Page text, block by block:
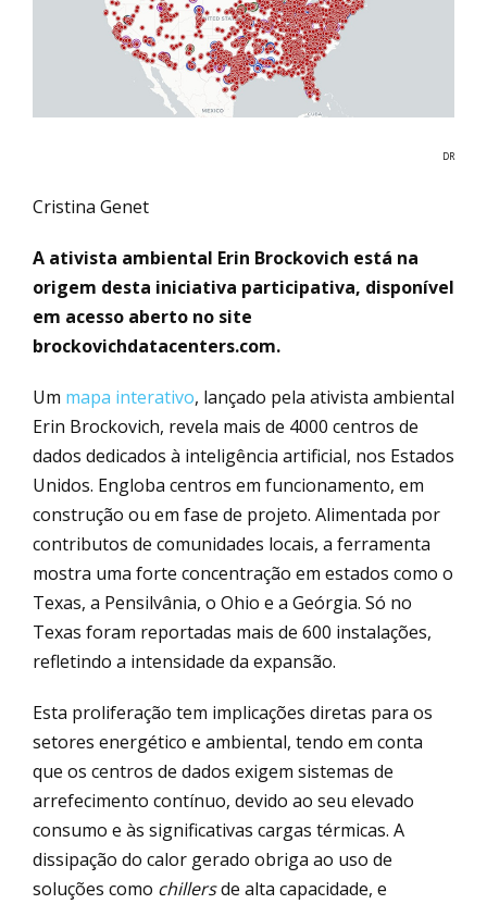
DR
Cristina Genet
A ativista ambiental Erin Brockovich está na
origem desta iniciativa participativa, disponível
em acesso aberto no site
brockovichdatacenters.com.
Um mapa interativo, lançado pela ativista ambiental
Erin Brockovich, revela mais de 4000 centros de
dados dedicados à inteligência artificial, nos Estados
Unidos. Engloba centros em funcionamento, em
construção ou em fase de projeto. Alimentada por
contributos de comunidades locais, a ferramenta
mostra uma forte concentração em estados como o
Texas, a Pensilvânia, o Ohio e a Geórgia. Só no
Texas foram reportadas mais de 600 instalações,
refletindo a intensidade da expansão.
Esta proliferação tem implicações diretas para os
setores energético e ambiental, tendo em conta
que os centros de dados exigem sistemas de
arrefecimento contínuo, devido ao seu elevado
consumo e às significativas cargas térmicas. A
dissipação do calor gerado obriga ao uso de
soluções como chillersde alta capacidade, e